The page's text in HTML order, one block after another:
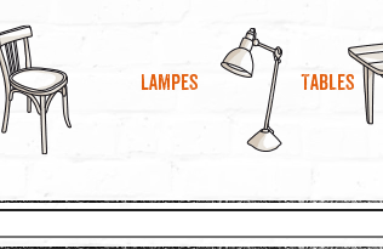
Lampes Tables